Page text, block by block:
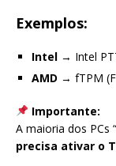
Exemplos:
Intel → Intel
AMD → fTPM
Importante:
A maioria dos PCs
precisa ativar o